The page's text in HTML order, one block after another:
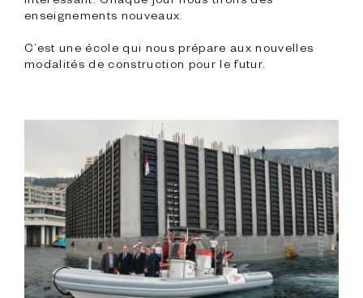
enseignements nouveaux.
C’est une école qui nous prépare aux nouvelles
modalités de construction pour le futur.